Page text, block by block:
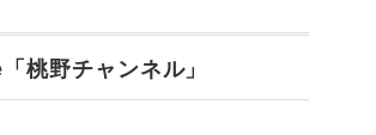
桃野チャンネル」